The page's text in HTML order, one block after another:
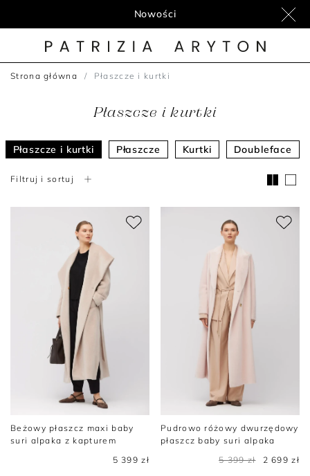
Nowości
Strona główna Płaszcze i kurtki
Płaszcze i kurtki
Płaszcze i kurtki Płaszcze Kurtki Doubleface
Filtruj i sortuj
Beżowy płaszcz maxi baby
suri alpaka z kapturem
5 399 zł
Pudrowo różowy dwurzędowy
płaszcz baby suri alpaka
5 399 zł
2 699 zł